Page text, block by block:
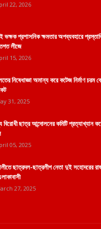
22, 2026
ভক্ষক প্রশাসনিক ক্ষমতার অপব্যবহারে
লীজে
15, 2026
নিষেধাজ্ঞা অমান্য করে কটেজ নির্মাণ চরম
31, 2025
বিরোধী ছাত্র আন্দোলনের কমিটি প্রত্যাখ্যান
05, 2025
ছাত্রদল-ছাত্রলীগ নেতা দুই সহোদরের
27, 2025